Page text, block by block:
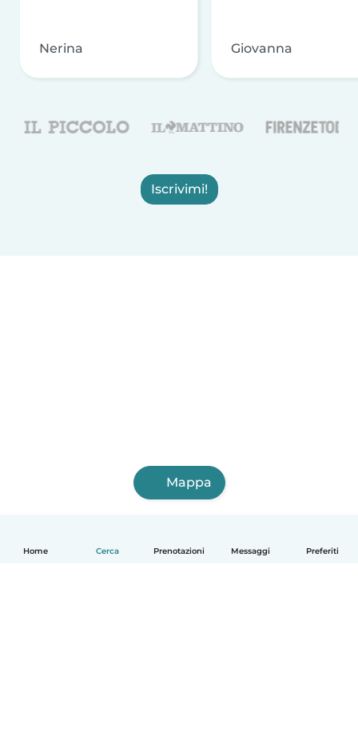
Home Cerca Prenotazioni Messaggi Preferiti
Nerina Giovanna
Iscrivimi!
Mappa